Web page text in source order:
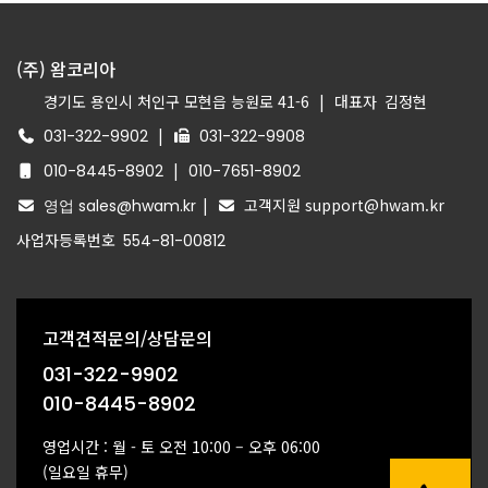
(주) 왐코리아
경기도 용인시 처인구 모현읍 능원로 41-6 | 대표자 김정현
031-322-9902 |
031-322-9908
010-8445-8902 | 010-7651-8902
영업 sales@hwam.kr |
고객지원 support@hwam.kr
사업자등록번호 554-81-00812
고객견적문의/상담문의
031-322-9902
010-8445-8902
영업시간 : 월 - 토 오전 10:00 – 오후 06:00
(일요일 휴무)